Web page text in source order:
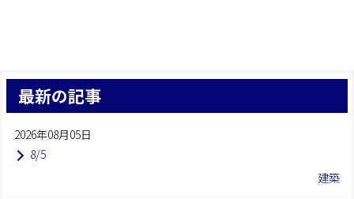
最新の記事
2026年08月05日
8/5
建築